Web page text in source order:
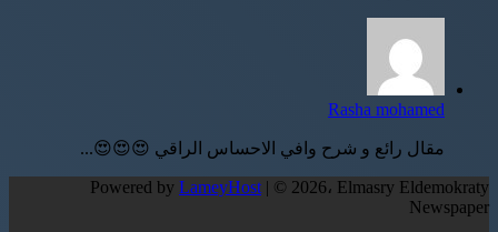
Rasha mohamed
مقال رائع و شرح وافي الاحساس الراقي 😍😍😍...
Powered by LameyHost | © 2026، Elmasry Eldemokraty
Newspaper